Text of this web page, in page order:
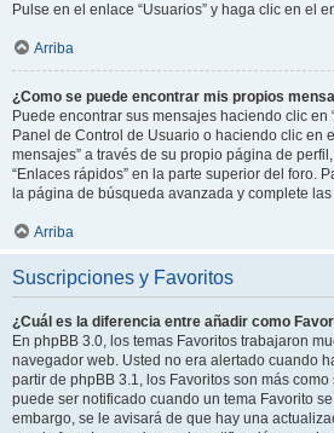
Pulse en el enlace “Usuarios” y haga clic en el
Arriba
¿Como se puede encontrar mis propios
Puede encontrar sus mensajes haciendo clic en
Panel de Control de Usuario o haciendo clic en
mensajes” a través de su propio página de
“Enlaces rápidos” en la parte superior del foro.
la página de búsqueda avanzada y complete
Arriba
Suscripciones y Favoritos
¿Cuál es la diferencia entre añadir como
En phpBB 3.0, los temas Favoritos trabajaron
navegador web. Usted no era alertado cuando
partir de phpBB 3.1, los Favoritos son más
puede ser notificado cuando un tema Favorito
embargo, se le avisará de que hay una